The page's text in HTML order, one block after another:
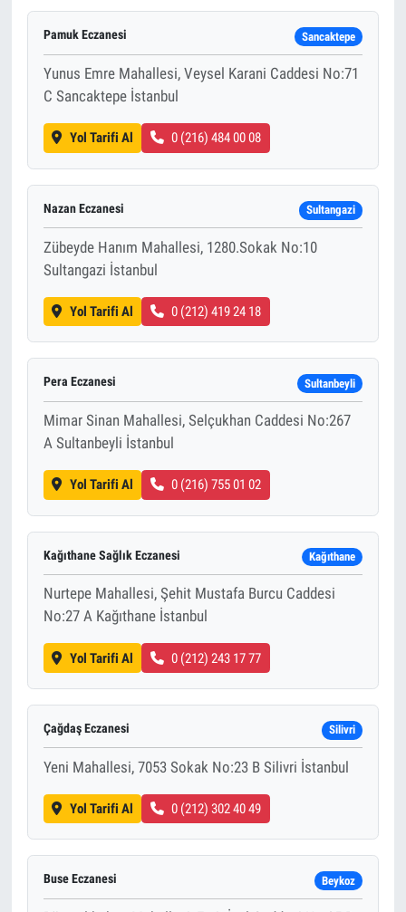
Pamuk Eczanesi Sancaktepe
Yunus Emre Mahallesi, Veysel Karani Caddesi No:71
C Sancaktepe İstanbul
Yol Tarifi Al 0 (216) 484 00 08
Nazan Eczanesi Sultangazi
Zübeyde Hanım Mahallesi, 1280.Sokak No:10
Sultangazi İstanbul
Yol Tarifi Al 0 (212) 419 24 18
Pera Eczanesi Sultanbeyli
Mimar Sinan Mahallesi, Selçukhan Caddesi No:267
A Sultanbeyli İstanbul
Yol Tarifi Al 0 (216) 755 01 02
Kağıthane Sağlık Eczanesi Kağıthane
Nurtepe Mahallesi, Şehit Mustafa Burcu Caddesi
No:27 A Kağıthane İstanbul
Yol Tarifi Al 0 (212) 243 17 77
Çağdaş Eczanesi Silivri
Yeni Mahallesi, 7053 Sokak No:23 B Silivri İstanbul
Yol Tarifi Al 0 (212) 302 40 49
Buse Eczanesi Beykoz